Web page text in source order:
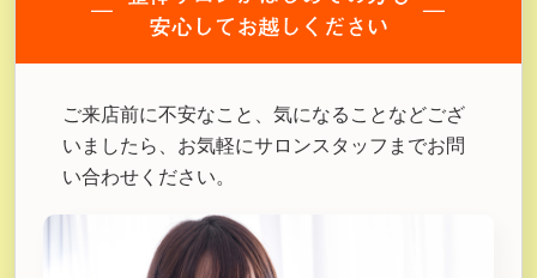
ご来店前に不安なこと、気になることなどござ
いましたら、お気軽にサロンスタッフまでお問
い合わせください。